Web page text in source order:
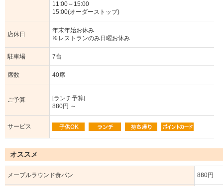
11:00～15:00
15:00(オーダーストップ)
店休日
年末年始お休み
※レストランのみ日曜お休み
駐車場 7台
席数 40席
ご予算
[ランチ予算]
880円 ～
サービス
オススメ
メープルラウンド食パン 880円